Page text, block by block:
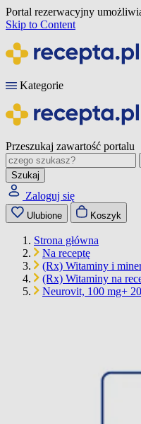
Portal rezerwacyjny
Skip to Content
Kategorie
Przeszukaj zawartość portalu
Szukaj
Zaloguj się
Ulubione Koszyk
Strona główna
Na receptę
(Rx) Witaminy i
(Rx) Witaminy na
Neurovit, 100 mg+